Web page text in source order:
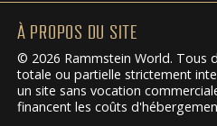
À PROPOS DU SITE
© 2026 Rammstein World. Tous
totale ou partielle strictement
un site sans vocation
financent les coûts